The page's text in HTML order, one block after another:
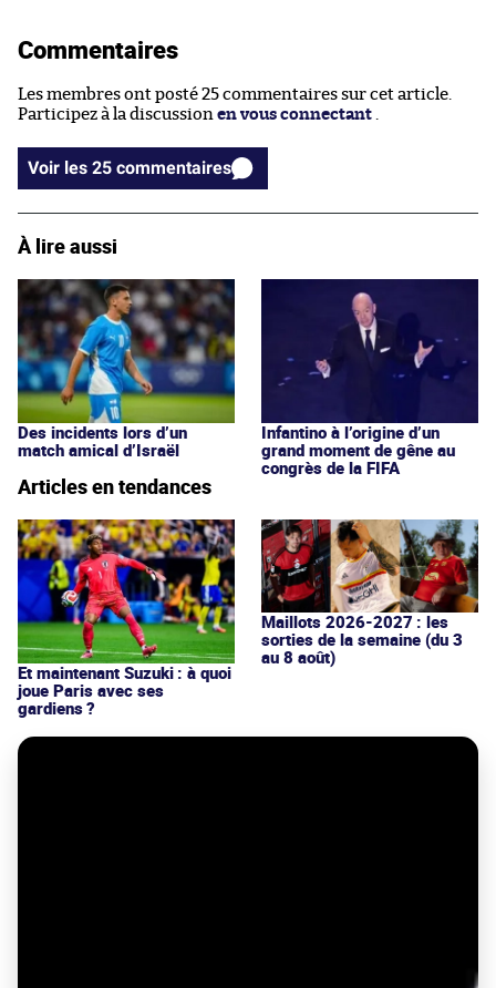
Commentaires
Les membres ont posté 25 commentaires sur cet article.
Participez à la discussion en vous connectant .
Voir les 25 commentaires
À lire aussi
Des incidents lors d’un
match amical d’Israël
Infantino à l’origine d’un
grand moment de gêne au
congrès de la FIFA
Articles en tendances
Et maintenant Suzuki : à quoi
joue Paris avec ses
gardiens ?
Maillots 2026-2027 : les
sorties de la semaine (du 3
au 8 août)